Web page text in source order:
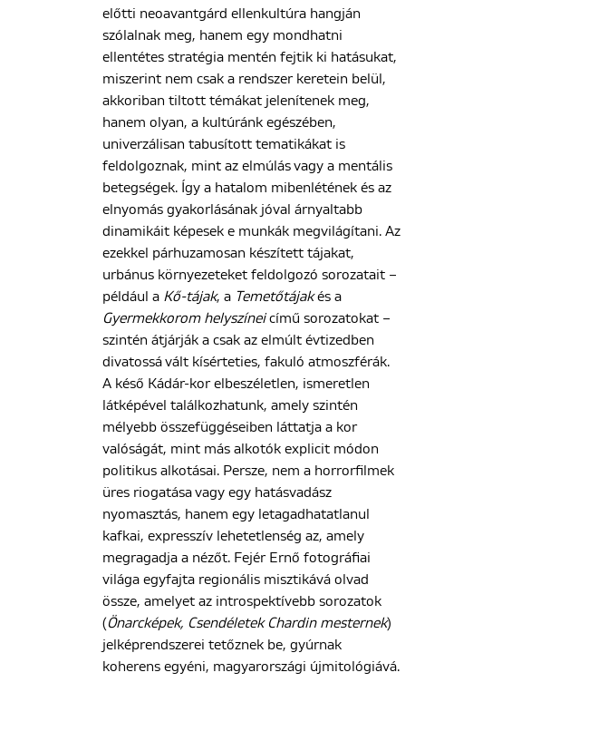
előtti neoavantgárd ellenkultúra hangján
szólalnak meg, hanem egy mondhatni
ellentétes stratégia mentén fejtik ki hatásukat,
miszerint nem csak a rendszer keretein belül,
akkoriban tiltott témákat jelenítenek meg,
hanem olyan, a kultúránk egészében,
univerzálisan tabusított tematikákat is
feldolgoznak, mint az elmúlás vagy a mentális
betegségek. Így a hatalom mibenlétének és az
elnyomás gyakorlásának jóval árnyaltabb
dinamikáit képesek e munkák megvilágítani. Az
ezekkel párhuzamosan készített tájakat,
urbánus környezeteket feldolgozó sorozatait –
például a Kő-tájak, a Temetőtájakés a
Gyermekkorom helyszíneicímű sorozatokat –
szintén átjárják a csak az elmúlt évtizedben
divatossá vált kísérteties, fakuló atmoszférák.
A késő Kádár-kor elbeszéletlen, ismeretlen
látképével találkozhatunk, amely szintén
mélyebb összefüggéseiben láttatja a kor
valóságát, mint más alkotók explicit módon
politikus alkotásai. Persze, nem a horrorfilmek
üres riogatása vagy egy hatásvadász
nyomasztás, hanem egy letagadhatatlanul
kafkai, expresszív lehetetlenség az, amely
megragadja a nézőt. Fejér Ernő fotográfiai
világa egyfajta regionális misztikává olvad
össze, amelyet az introspektívebb sorozatok
(Önarcképek, Csendéletek Chardin mesternek)
jelképrendszerei tetőznek be, gyúrnak
koherens egyéni, magyarországi újmitológiává.